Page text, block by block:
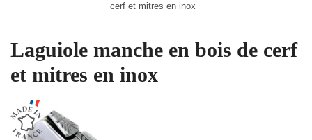
cerf et mitres en inox
Laguiole manche en bois de cerf
et mitres en inox